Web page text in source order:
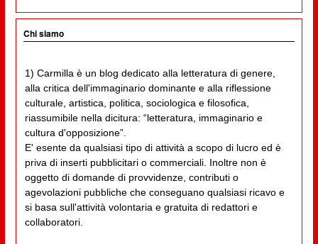
Chi siamo
1) Carmilla è un blog dedicato alla letteratura di genere,
alla critica dell'immaginario dominante e alla riflessione
culturale, artistica, politica, sociologica e filosofica,
riassumibile nella dicitura: “letteratura, immaginario e
cultura d'opposizione”.
E' esente da qualsiasi tipo di attività a scopo di lucro ed è
priva di inserti pubblicitari o commerciali. Inoltre non è
oggetto di domande di provvidenze, contributi o
agevolazioni pubbliche che conseguano qualsiasi ricavo e
si basa sull'attività volontaria e gratuita di redattori e
collaboratori.